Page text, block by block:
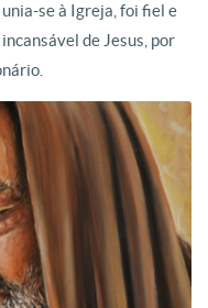
se à Igreja, foi fiel e
de Jesus, por